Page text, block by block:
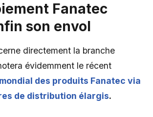
Fanatec
son envol
directement la branche
évidemment le récent
des produits Fanatec via
de distribution élargis.